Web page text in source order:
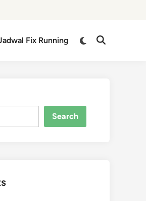
Fix Running
Search